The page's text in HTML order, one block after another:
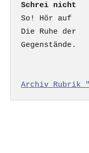
Schrei nicht
So! Hör auf
Die Ruhe der
Gegenstände.
Archiv Rubrik